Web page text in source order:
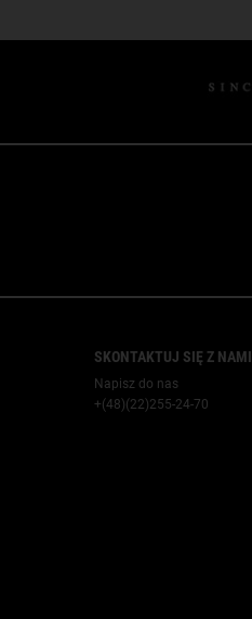
SKONTAKTUJ SIĘ Z NAMI
Napisz do nas
+(48)(22)255-24-70